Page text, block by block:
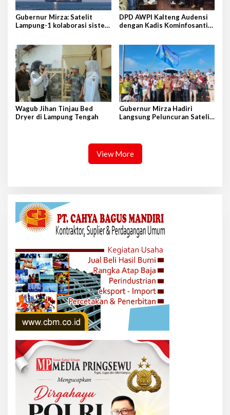
Gubernur Mirza: Satelit
Lampung-1 kolaborasi sister
DPD AWPI Kalteng Audensi
dengan Kadis Kominfosantik
Indonesia
Wagub Jihan Tinjau Bed
Dryer di Lampung Tengah
Gubernur Mirza Hadiri
Langsung Peluncuran Satelit
View More